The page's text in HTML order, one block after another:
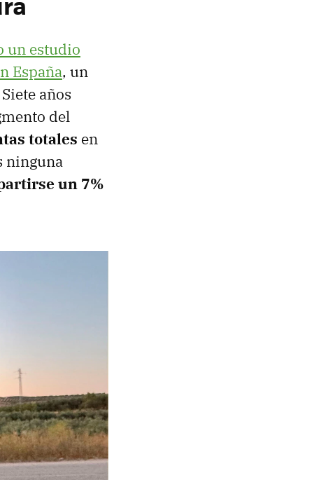
un estudio
España, un
años
del
totales en
ninguna
un 7%